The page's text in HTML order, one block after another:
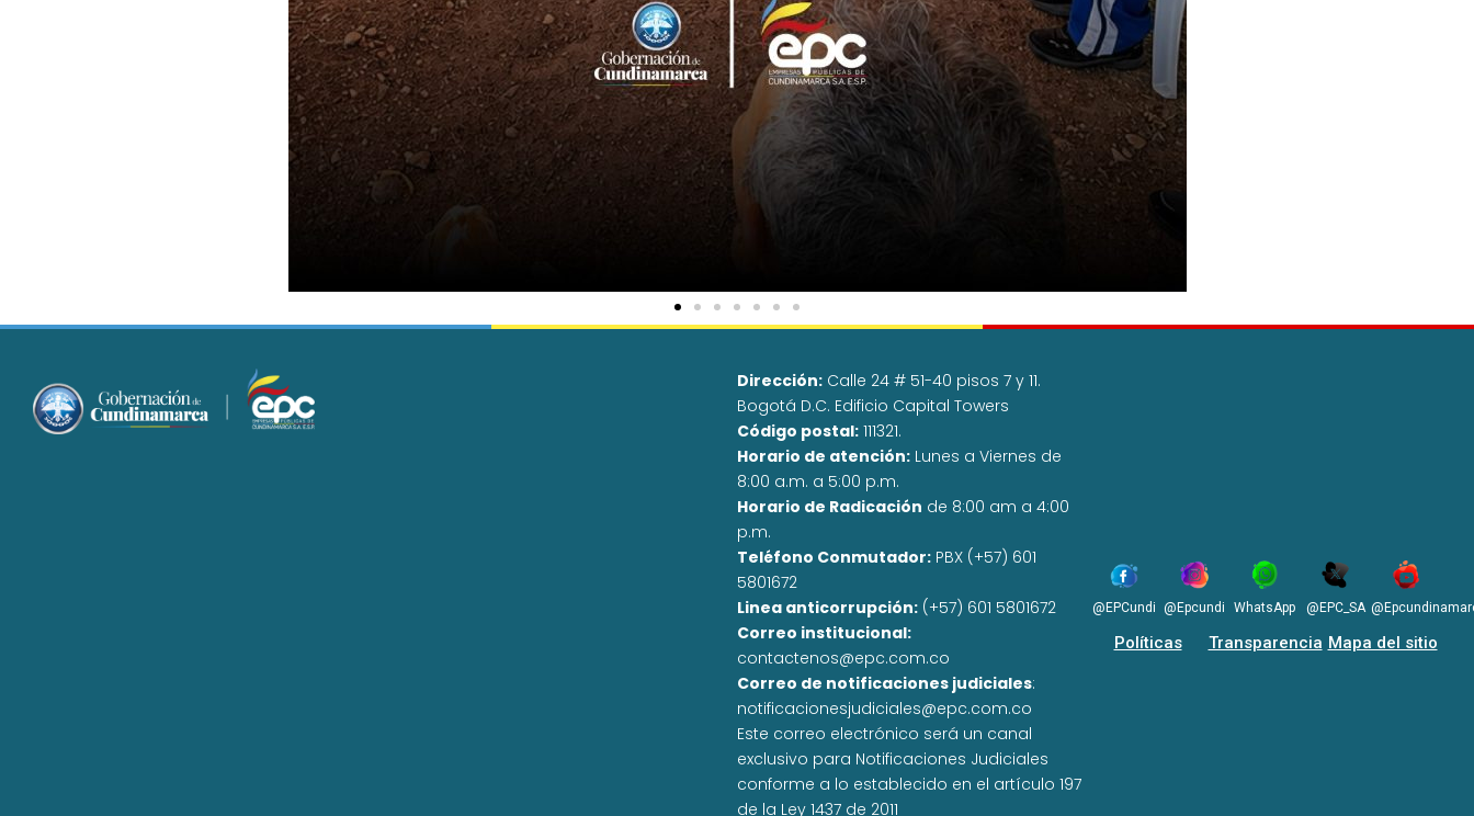
Dirección: Calle 24 # 51-40 pisos 7 y 11.
Bogotá D.C. Edificio Capital Towers
Código postal: 111321.
Horario de atención: Lunes a Viernes de
8:00 a.m. a 5:00 p.m.
Horario de Radicación de 8:00 am a 4:00
p.m.
Teléfono Conmutador: PBX (+57) 601
5801672
Linea anticorrupción: (+57) 601 5801672
Correo institucional:
contactenos@epc.com.co
Correo de notificaciones judiciales:
notificacionesjudiciales@epc.com.co
Este correo electrónico será un canal
exclusivo para Notificaciones Judiciales
conforme a lo establecido en el artículo 197
de la Ley 1437 de 2011
@EPCundi @Epcundi WhatsApp @EPC_SA
Políticas Transparencia Mapa del sitio